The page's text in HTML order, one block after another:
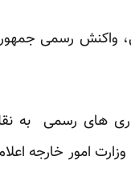
واکنش رسمی
های رسمی به
امور خارجه